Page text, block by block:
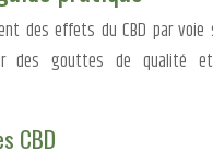
des effets du CBD par voie
des gouttes de qualité
CBD